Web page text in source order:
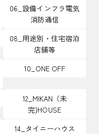
06_設備インフラ電気
消防通信
08_用途別・住宅宿泊
店舗等
10_ONE OFF
12_MIKAN（未
完)HOUSE
14_タイニーハウス